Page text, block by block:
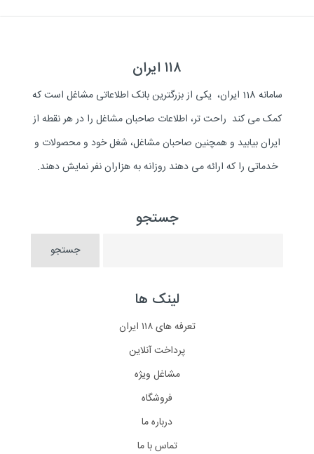
۱۱۸ ایران
سامانه 118 ایران، یکی از بزرگترین بانک اطلاعاتی مشاغل است که
کمک می کند راحت تر، اطلاعات صاحبان مشاغل را در هر نقطه از
ایران بیابید و همچنین صاحبان مشاغل، شغل خود و محصولات و
خدماتی را که ارائه می دهند روزانه به هزاران نفر نمایش دهند.
جستجو
لینک ها
تعرفه های ۱۱۸ ایران
پرداخت آنلاین
مشاغل ویژه
فروشگاه
درباره ما
تماس با ما